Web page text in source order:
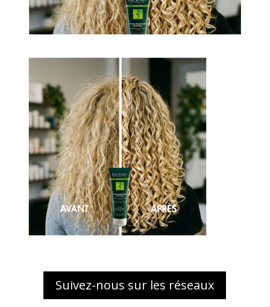
Suivez-nous sur les réseaux